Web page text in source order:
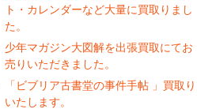
ト・カレンダーなど大量に買取りまし
た。
少年マガジン大図解を出張買取にてお
売りいただきました。
「ビブリア古書堂の事件手帖 」買取り
いたします。